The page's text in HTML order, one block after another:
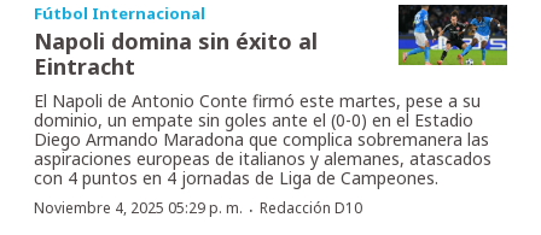
Fútbol Internacional
Napoli domina sin éxito al
Eintracht
El Napoli de Antonio Conte firmó este martes, pese a su
dominio, un empate sin goles ante el (0-0) en el Estadio
Diego Armando Maradona que complica sobremanera las
aspiraciones europeas de italianos y alemanes, atascados
con 4 puntos en 4 jornadas de Liga de Campeones.
Noviembre 4, 2025 05:29 p. m. · Redacción D10